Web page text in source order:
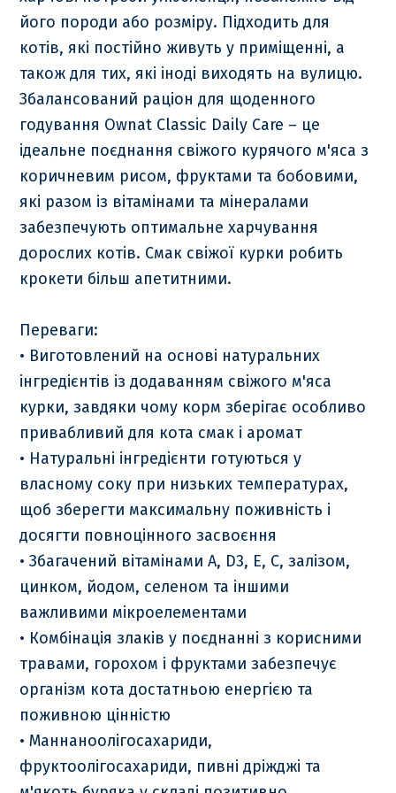
його породи або розміру. Підходить для
котів, які постійно живуть у приміщенні, а
також для тих, які іноді виходять на вулицю.
Збалансований раціон для щоденного
годування Ownat Classic Daily Care – це
ідеальне поєднання свіжого курячого м'яса з
коричневим рисом, фруктами та бобовими,
які разом із вітамінами та мінералами
забезпечують оптимальне харчування
дорослих котів. Смак свіжої курки робить
крокети більш апетитними.
Переваги:
• Виготовлений на основі натуральних
інгредієнтів із додаванням свіжого м'яса
курки, завдяки чому корм зберігає особливо
привабливий для кота смак і аромат
• Натуральні інгредієнти готуються у
власному соку при низьких температурах,
щоб зберегти максимальну поживність і
досягти повноцінного засвоєння
• Збагачений вітамінами A, D3, E, С, залізом,
цинком, йодом, селеном та іншими
важливими мікроелементами
• Комбінація злаків у поєднанні з корисними
травами, горохом і фруктами забезпечує
організм кота достатньою енергією та
поживною цінністю
• Маннаноолігосахариди,
фруктоолігосахариди, пивні дріжджі та